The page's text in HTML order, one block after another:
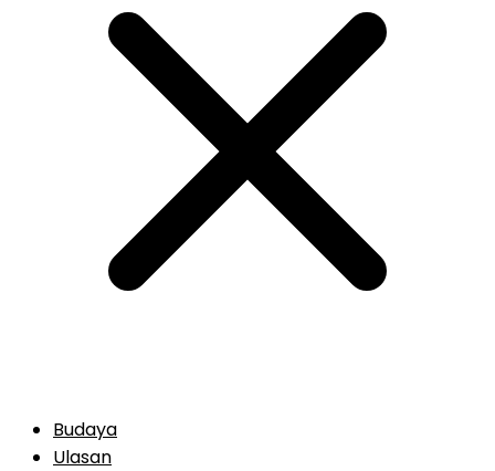
Budaya
Ulasan